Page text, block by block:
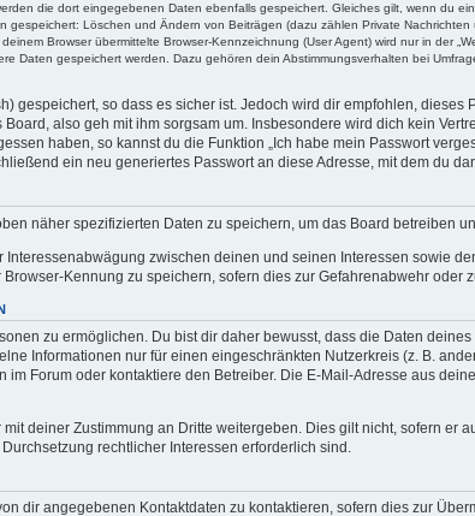
die dort eingegebenen Daten ebenfalls gespeichert. Gleiches gilt, wenn du
gespeichert: Löschen und Ändern von Beiträgen (dazu zählen Private
Browser übermittelte Browser-Kennzeichnung (User Agent) wird nur in der
Daten gespeichert werden. Dazu gehören dein Abstimmungsverhalten bei
gespeichert, so dass es sicher ist. Jedoch wird dir empfohlen,
also geh mit ihm sorgsam um. Insbesondere wird dich kein
haben, so kannst du die Funktion „Ich habe mein Passwort
ein neu generiertes Passwort an diese Adresse, mit dem du
näher spezifizierten Daten zu speichern, um das Board betreiben
zwischen deinen und seinen Interessen sowie
Kennung zu speichern, sofern dies zur Gefahrenabwehr oder
zu ermöglichen. Du bist dir daher bewusst, dass die Daten
Informationen nur für einen eingeschränkten Nutzerkreis (z. B.
Forum oder kontaktiere den Betreiber. Die E-Mail-Adresse aus
deiner Zustimmung an Dritte weitergeben. Dies gilt nicht, sofern er
rechtlicher Interessen erforderlich sind.
dir angegebenen Kontaktdaten zu kontaktieren, sofern dies zur